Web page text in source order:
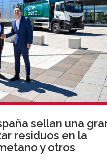
sellan una
residuos en la
y otros